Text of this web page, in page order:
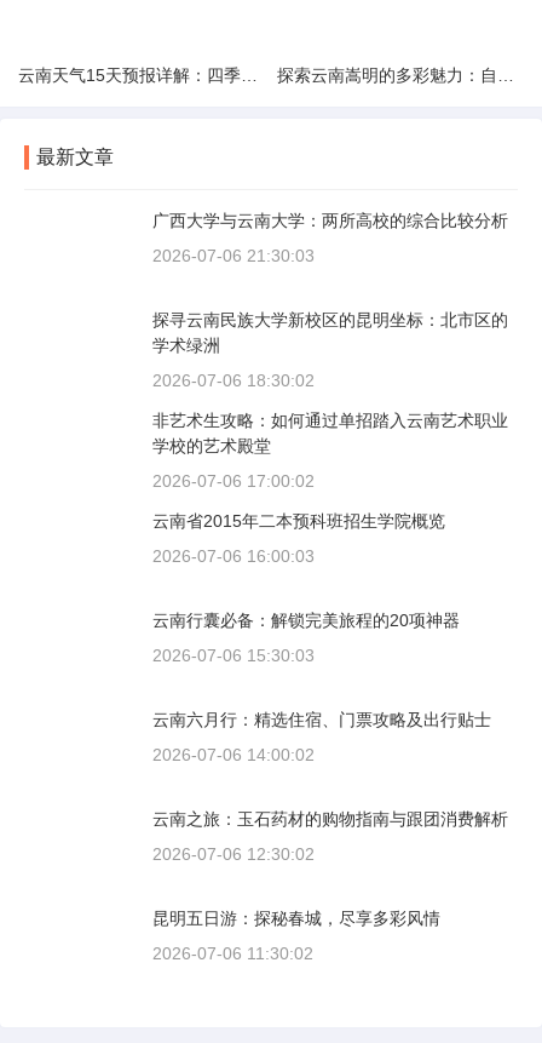
最新文章
广西大学与云南大学：两所高校的综合比较分析
2026-07-06 21:30:03
探寻云南民族大学新校区的昆明坐标：北市区的
学术绿洲
2026-07-06 18:30:02
非艺术生攻略：如何通过单招踏入云南艺术职业
学校的艺术殿堂
2026-07-06 17:00:02
云南省2015年二本预科班招生学院概览
2026-07-06 16:00:03
云南行囊必备：解锁完美旅程的20项神器
2026-07-06 15:30:03
云南六月行：精选住宿、门票攻略及出行贴士
2026-07-06 14:00:02
云南之旅：玉石药材的购物指南与跟团消费解析
2026-07-06 12:30:02
昆明五日游：探秘春城，尽享多彩风情
2026-07-06 11:30:02